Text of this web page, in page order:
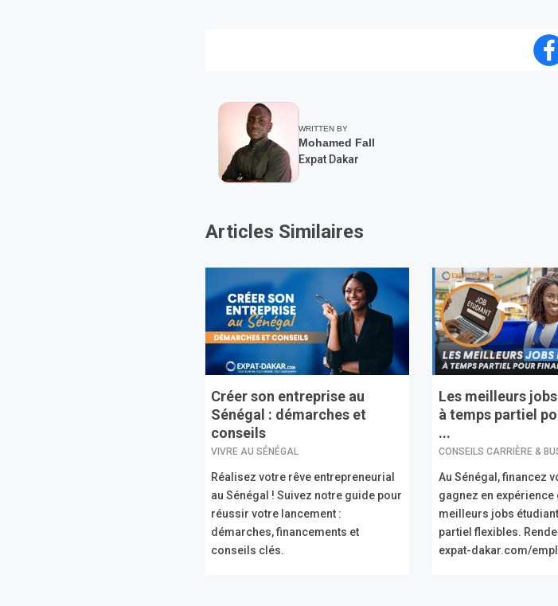
WRITTEN BY
Mohamed Fall
Expat Dakar
Articles Similaires
Créer son entreprise au
Sénégal : démarches et
conseils
VIVRE AU SÉNÉGAL
Réalisez votre rêve entrepreneurial
au Sénégal ! Suivez notre guide pour
réussir votre lancement :
démarches, financements et
conseils clés.
Les meilleurs
à temps partiel
...
CONSEILS CARRIÈRE &
Au Sénégal, financez
gagnez en expérience
meilleurs jobs
partiel flexibles.
expat-dakar.com/